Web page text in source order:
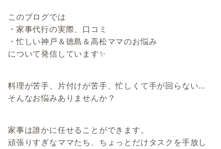
このブログでは
・家事代行の実際、口コミ
・忙しい神戸＆徳島＆高松ママのお悩み
について発信しています✨
料理が苦手、片付けが苦手、忙しくて手が回らない…
そんなお悩みありませんか？
家事は誰かに任せることができます。
頑張りすぎなママたち、ちょっとだけタスクを手放し